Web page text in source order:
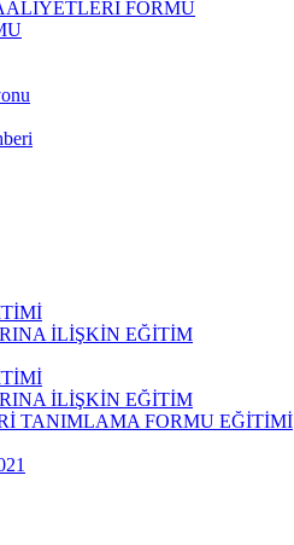
FORMU
İLİŞKİN EĞİTİM
İLİŞKİN EĞİTİM
TANIMLAMA FORMU EĞİTİMİ